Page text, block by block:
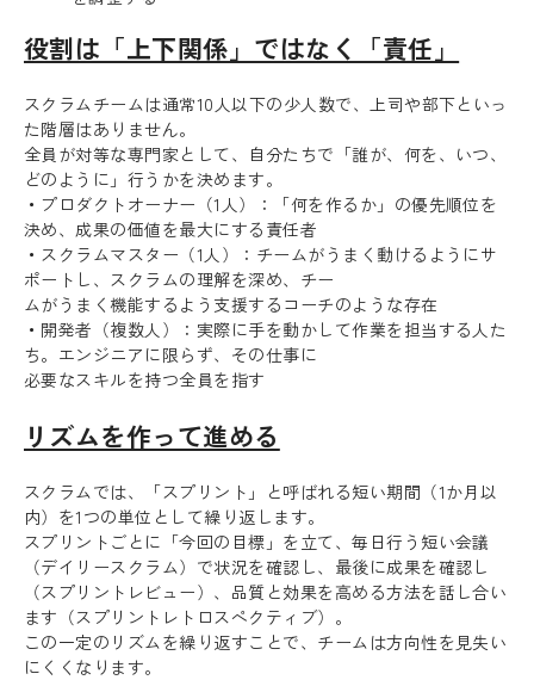
役割は「上下関係」ではなく「責任」
スクラムチームは通常10人以下の少人数で、上司や部下といっ
た階層はありません。
全員が対等な専門家として、自分たちで「誰が、何を、いつ、
どのように」行うかを決めます。
・ プロダクトオーナー（1人）：「何を作るか」の優先順位を
決め、成果の価値を最大にする責任者
・ スクラムマスター（1人）：チームがうまく動けるようにサ
ポートし、スクラムの理解を深め、チー
ムがうまく機能するよう支援するコーチのような存在
・ 開発者（複数人）：実際に手を動かして作業を担当する人た
ち。エンジニアに限らず、その仕事に
必要なスキルを持つ全員を指す
リズムを作って進める
スクラムでは、「スプリント」と呼ばれる短い期間（1か月以
内）を1つの単位として繰り返します。
スプリントごとに「今回の目標」を立て、毎日行う短い会議
（デイリースクラム）で状況を確認し、最後に成果を確認し
（スプリントレビュー）、品質と効果を高める方法を話し合い
ます（スプリントレトロスペクティブ）。
この一定のリズムを繰り返すことで、チームは方向性を見失い
にくくなります。